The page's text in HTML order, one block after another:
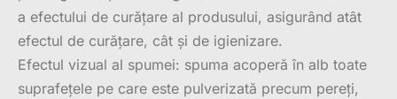
a efectului de curățare al produsului, asigurând atât
efectul de curățare, cât și de igienizare.
Efectul vizual al spumei: spuma acoperă în alb toate
suprafețele pe care este pulverizată precum pereți,